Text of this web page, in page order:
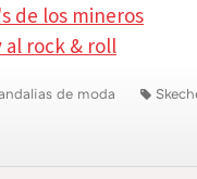
de los mineros
al rock & roll
de moda